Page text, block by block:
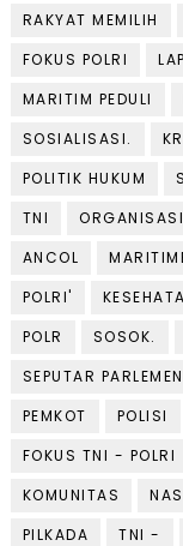
RAKYAT MEMILIH
FOKUS POLRI
MARITIM PEDULI
SOSIALISASI.
POLITIK HUKUM
TNI
ANCOL
POLRI'
POLR
SOSOK.
SEPUTAR PARLEMEN
PEMKOT
POLISI
FOKUS TNI - POLRI
KOMUNITAS
PILKADA
TNI -